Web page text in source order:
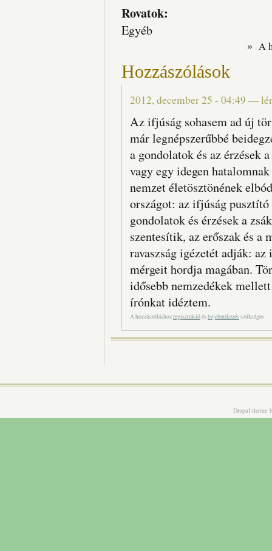
Rovatok:
Egyéb
» A
Hozzászólások
2012, december 25 - 04:49 —
Az ifjúság sohasem ad új
már legnépszerűbbé
a gondolatok és az érzések
vagy egy idegen
nemzet életösztönének
országot: az ifjúság
gondolatok és érzések a
szentesítik, az erőszak és a
ravaszság igézetét adják:
mérgeit hordja magában.
idősebb nemzedékek
írónkat idéztem.
A hozzászóláshozregisztrációésbejelentkezésszükséges
Drupal theme